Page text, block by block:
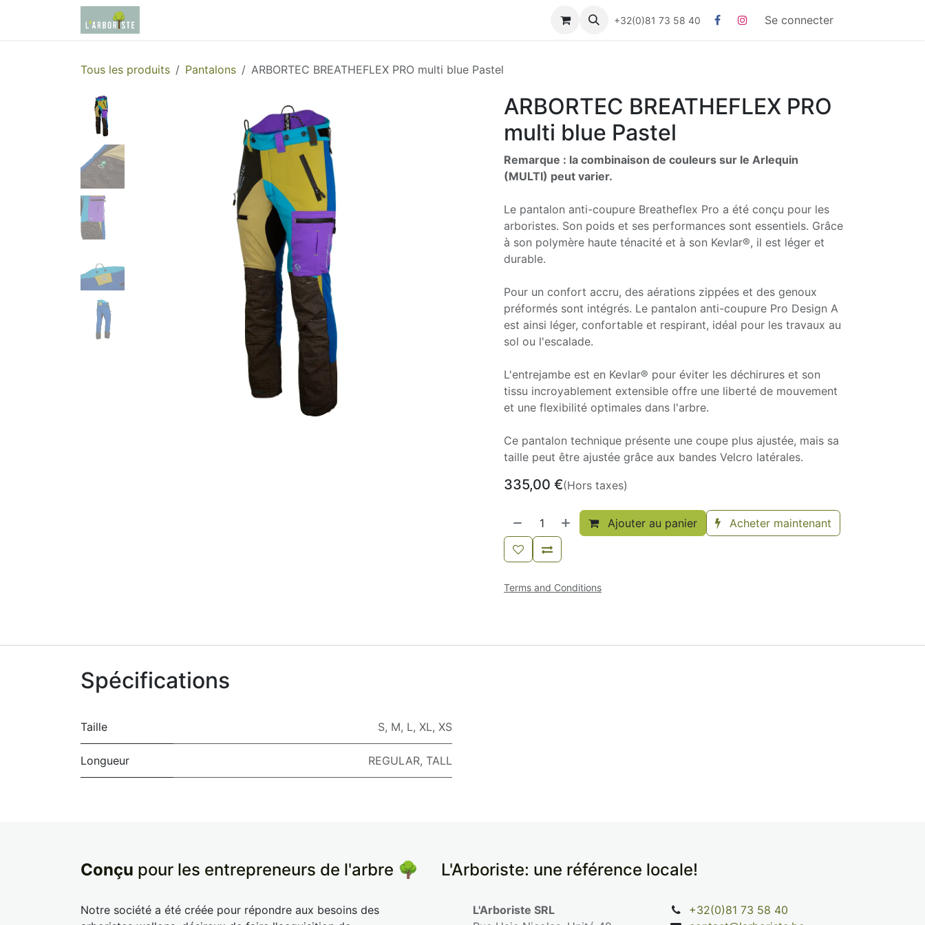
Se rendre au contenu
Contactez-nous +32(0)81 73 58 40 Se connecter
Tous les produits Pantalons ARBORTEC BREATHEFLEX PRO multi blue Pastel
ARBORTEC BREATHEFLEX PRO
multi blue Pastel
Remarque : la combinaison de couleurs sur le Arlequin
(MULTI) peut varier.
Le pantalon anti-coupure Breatheflex Pro a été conçu pour les
arboristes. Son poids et ses performances sont essentiels. Grâce
à son polymère haute ténacité et à son Kevlar®, il est léger et
durable.
Pour un confort accru, des aérations zippées et des genoux
préformés sont intégrés. Le pantalon anti-coupure Pro Design A
est ainsi léger, confortable et respirant, idéal pour les travaux au
sol ou l'escalade.
L'entrejambe est en Kevlar® pour éviter les déchirures et son
tissu incroyablement extensible offre une liberté de mouvement
et une flexibilité optimales dans l'arbre.
Ce pantalon technique présente une coupe plus ajustée, mais sa
taille peut être ajustée grâce aux bandes Velcro latérales.
335,00 €(Hors taxes)
Ajouter au panier Acheter maintenant
Terms and Conditions
Spécifications
Taille S, M, L, XL, XS
Longueur REGULAR, TALL
Conçu pour les entrepreneurs de l'arbre 🌳 ​L'Arboriste: une référence locale!
Notre société a été créée pour répondre aux besoins des
L'Arboriste SRL
+32(0)81 73 58 40